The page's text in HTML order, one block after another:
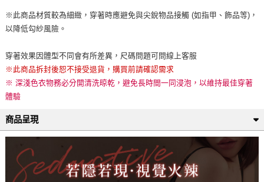
※此商品材質較為細緻，穿著時應避免與尖銳物品接觸 (如指甲、飾品等)，
以降低勾紗風險。
穿著效果因體型不同會有所差異，尺碼問題可問線上客服
※此商品拆封後恕不接受退貨，購買前請確認需求
※ 深淺色衣物務必分開清洗晾乾，避免長時間一同浸泡，以維持最佳穿著
體驗
商品呈現